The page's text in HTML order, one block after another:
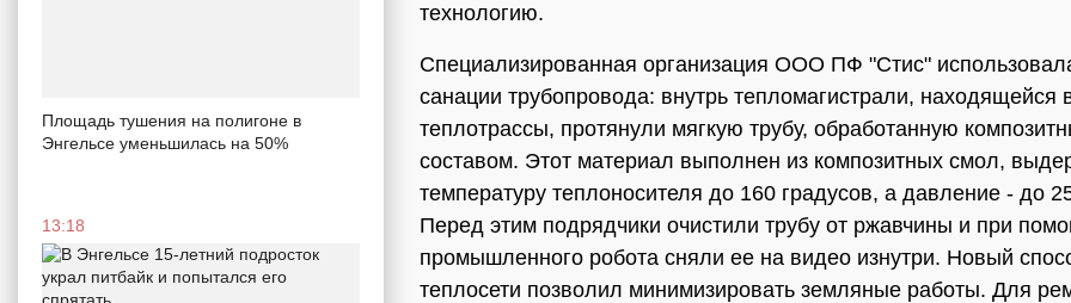
Площадь тушения на полигоне в
Энгельсе уменьшилась на 50%
13:18
технологию.
Специализированная организация ООО ПФ "Стис"
санации трубопровода: внутрь тепломагистрали, находящейся
теплотрассы, протянули мягкую трубу, обработанную
составом. Этот материал выполнен из композитных смол,
температуру теплоносителя до 160 градусов, а давление - до
Перед этим подрядчики очистили трубу от ржавчины и при
промышленного робота сняли ее на видео изнутри. Новый
теплосети позволил минимизировать земляные работы. Для